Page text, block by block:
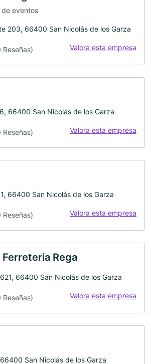
de eventos
203, 66400 San Nicolás de los Garza
Reseñas) Valora esta empresa
66400 San Nicolás de los Garza
Reseñas) Valora esta empresa
66400 San Nicolás de los Garza
Reseñas) Valora esta empresa
Rega
66400 San Nicolás de los Garza
Reseñas) Valora esta empresa
San Nicolás de los Garza